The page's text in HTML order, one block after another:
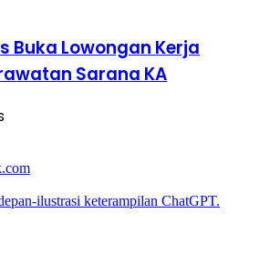
Buka Lowongan Kerja
Sarana KA